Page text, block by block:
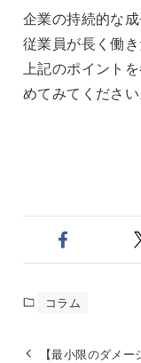
企業の持続的な成
従業員が長く働
上記のポイント
めてみてください
コラム
【最小限のダメ